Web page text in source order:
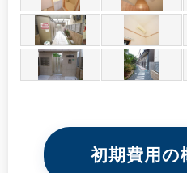
初期費用の